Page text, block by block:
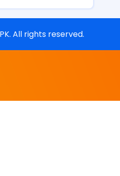
. All rights reserved.